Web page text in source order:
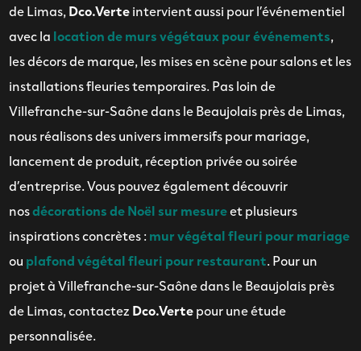
de Limas,Dco.Verteintervient aussi pour l’événementiel
avec la location de murs végétaux pour événements,
les décors de marque, les mises en scène pour salons et les
installations fleuries temporaires. Pas loin de
Villefranche-sur-Saône dans le Beaujolais près de Limas,
nous réalisons des univers immersifs pour mariage,
lancement de produit, réception privée ou soirée
d’entreprise. Vous pouvez également découvrir
nosdécorations de Noël sur mesureet plusieurs
inspirations concrètes : mur végétal fleuri pour mariage
ou plafond végétal fleuri pour restaurant. Pour un
projet à Villefranche-sur-Saône dans le Beaujolais près
de Limas, contactez Dco.Vertepour une étude
personnalisée.